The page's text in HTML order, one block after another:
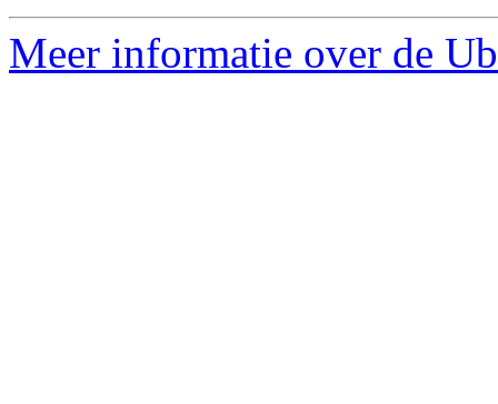
Meer informatie over de